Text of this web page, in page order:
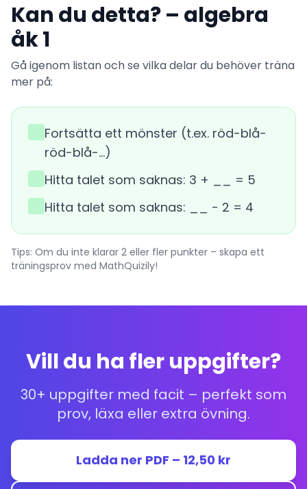
Kan du detta? – algebra
åk 1
Gå igenom listan och se vilka delar du behöver träna
mer på:
Fortsätta ett mönster (t.ex. röd-blå-
röd-blå-…)
Hitta talet som saknas: 3 + __ = 5
Hitta talet som saknas: __ - 2 = 4
Tips: Om du inte klarar 2 eller fler punkter – skapa ett
träningsprov med MathQuizily!
Vill du ha fler uppgifter?
30+ uppgifter med facit – perfekt som
prov, läxa eller extra övning.
Ladda ner PDF – 12,50 kr